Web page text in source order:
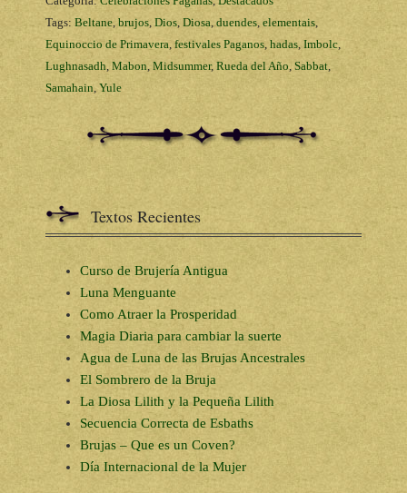
Tags: Beltane, brujos, Dios, Diosa,duendes, elementais,
Equinoccio de Primavera, festivales Paganos, hadas, Imbolc,
Lughnasadh, Mabon, Midsummer, Rueda del Año, Sabbat,
Samahain,Yule
Textos Recientes
Curso de Brujería Antigua
Luna Menguante
Como Atraer la Prosperidad
Magia Diaria para cambiar la suerte
Agua de Luna de las Brujas Ancestrales
El Sombrero de la Bruja
La Diosa Lilith y la Pequeña Lilith
Secuencia Correcta de Esbaths
Brujas – Que es un Coven?
Día Internacional de la Mujer